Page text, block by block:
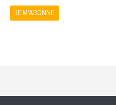
JE M'ABONNE